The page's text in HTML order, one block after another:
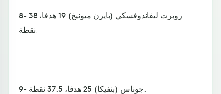
8- روبرت ليفاندوفسكي (بايرن ميونيخ) 19 هدفا، 38
نقطة.
9- جوناس (بنفيكا) 25 هدفا، 37.5 نقطة.